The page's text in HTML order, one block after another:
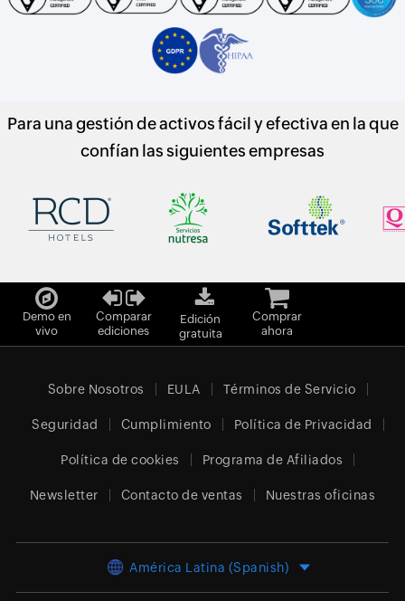
Para una gestión de activos fácil y efectiva en la que
confían las siguientes empresas
Demo en
vivo
Comparar
ediciones
Edición
gratuita
Comprar
ahora
Sobre Nosotros EULA Términos de Servicio
Seguridad Cumplimiento Política de Privacidad
Política de cookies Programa de Afiliados
Newsletter Contacto de ventas Nuestras oficinas
América Latina (Spanish)